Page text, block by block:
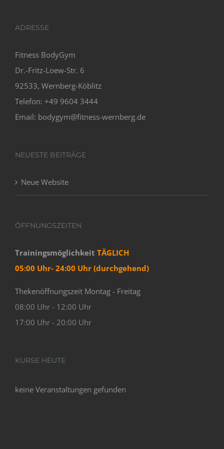
ADRESSE
Fitness BodyGym
Dr.-Fritz-Loew-Str. 6
92533, Wernberg-Köblitz
Telefon: +49 9604 3444
Email: bodygym@fitness-wernberg.de
NEUESTE BEITRÄGE
Neue Website
ÖFFNUNGSZEITEN
Trainingsmöglichkeit TÄGLICH
05:00 Uhr- 24:00 Uhr (durchgehend)
Thekenöffnungszeit Montag - Freitag
08:00 Uhr - 12:00 Uhr
17:00 Uhr - 20:00 Uhr
KURSE HEUTE
keine Veranstaltungen gefunden